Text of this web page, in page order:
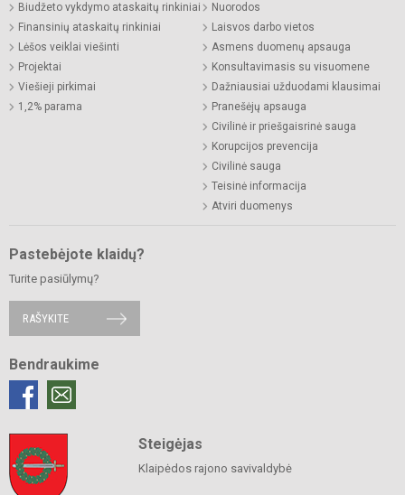
Biudžeto vykdymo ataskaitų rinkiniai
Finansinių ataskaitų rinkiniai
Lėšos veiklai viešinti
Projektai
Viešieji pirkimai
1,2% parama
Nuorodos
Laisvos darbo vietos
Asmens duomenų apsauga
Konsultavimasis su visuomene
Dažniausiai užduodami klausimai
Pranešėjų apsauga
Civilinė ir priešgaisrinė sauga
Korupcijos prevencija
Civilinė sauga
Teisinė informacija
Atviri duomenys
Pastebėjote klaidų?
Turite pasiūlymų?
RAŠYKITE
Bendraukime
Steigėjas
Klaipėdos rajono savivaldybė